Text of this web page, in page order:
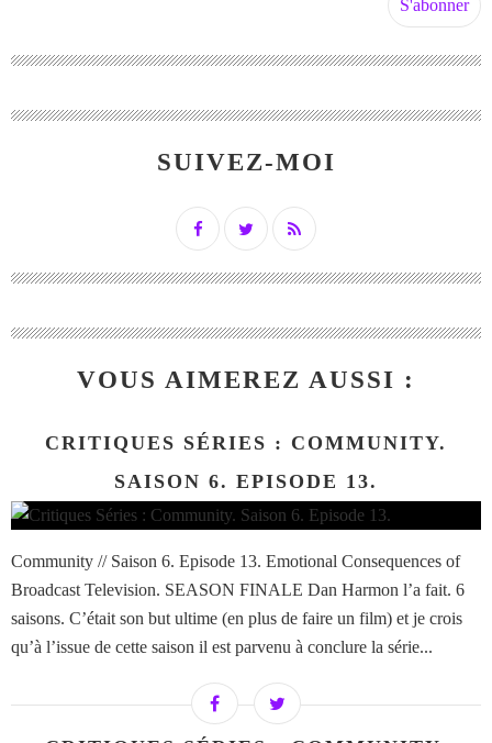
SUIVEZ-MOI
VOUS AIMEREZ AUSSI :
CRITIQUES SÉRIES : COMMUNITY.
SAISON 6. EPISODE 13.
Community // Saison 6. Episode 13. Emotional Consequences of
Broadcast Television. SEASON FINALE Dan Harmon l’a fait. 6
saisons. C’était son but ultime (en plus de faire un film) et je crois
qu’à l’issue de cette saison il est parvenu à conclure la série...